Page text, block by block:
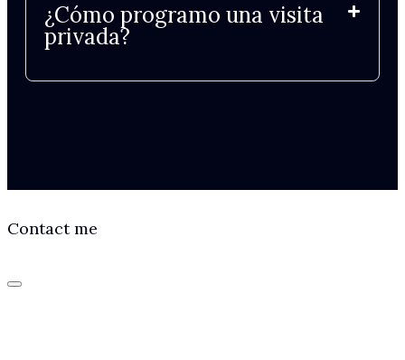
¿Cómo programo una visita
privada?
Contact me